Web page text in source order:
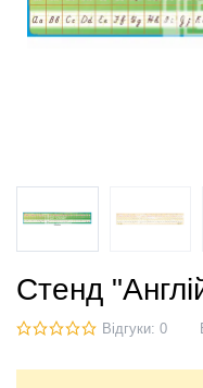
Стенд
Відгуки: 0